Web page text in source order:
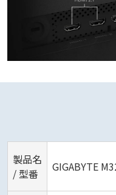
製品名
/ 型番
GIGABYTE